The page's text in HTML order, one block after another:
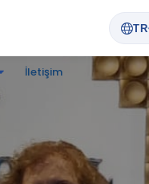
TR
İletişim